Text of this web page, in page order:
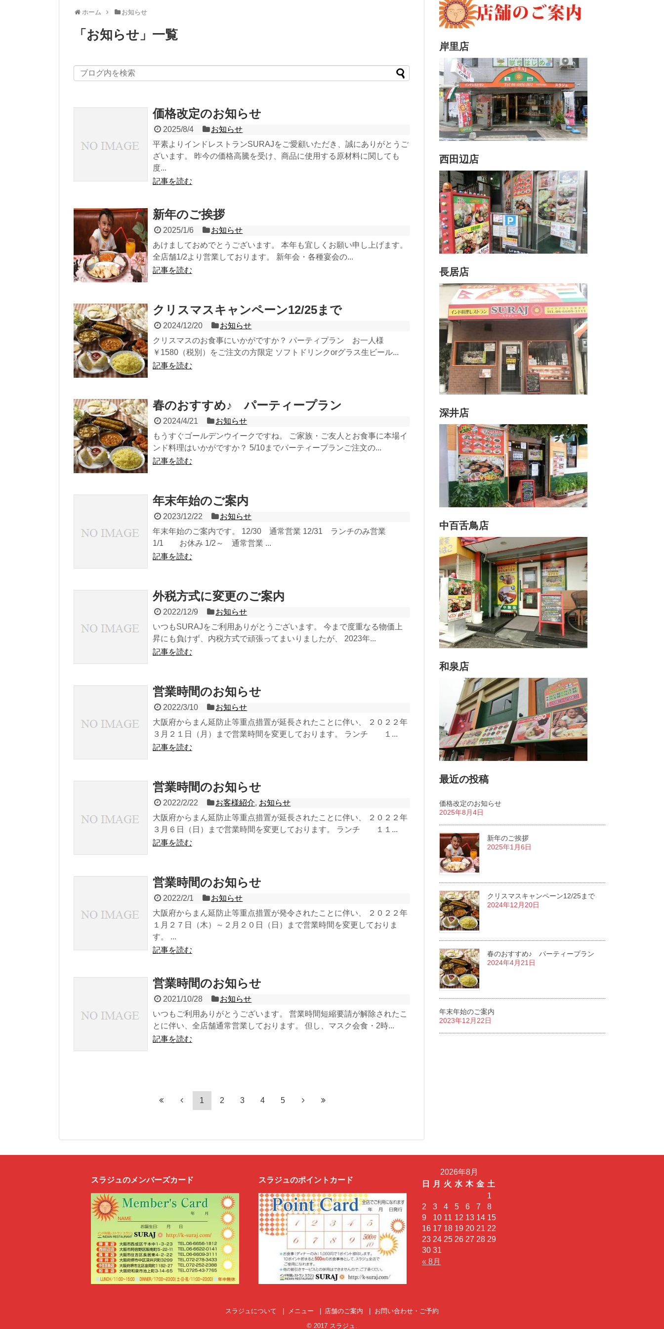
ホーム お知らせ
「 お知らせ 」 一覧
価格改定のお知らせ
2025/8/4
お知らせ
平素よりインドレストランSURAJをご愛顧いただき、誠にありがとうご
ざいます。 昨今の価格高騰を受け、商品に使用する原材料に関しても
度...
記事を読む
新年のご挨拶
2025/1/6
お知らせ
あけましておめでとうございます。 本年も宜しくお願い申し上げます。
全店舗1/2より営業しております。 新年会・各種宴会の...
記事を読む
クリスマスキャンペーン12/25まで
2024/12/20
お知らせ
クリスマスのお食事にいかがですか？ パーティプラン お一人様
￥1580（税別）をご注文の方限定 ソフトドリンクorグラス生ビール...
記事を読む
春のおすすめ♪ パーティープラン
2024/4/21
お知らせ
もうすぐゴールデンウイークですね。 ご家族・ご友人とお食事に本場イ
ンド料理はいかがですか？ 5/10までパーティープランご注文の...
記事を読む
年末年始のご案内
2023/12/22
お知らせ
年末年始のご案内です。 12/30 通常営業 12/31 ランチのみ営業
1/1 お休み 1/2～ 通常営業 ...
記事を読む
外税方式に変更のご案内
2022/12/9
お知らせ
いつもSURAJをご利用ありがとうございます。 今まで度重なる物価上
昇にも負けず、内税方式で頑張ってまいりましたが、 2023年...
記事を読む
営業時間のお知らせ
2022/3/10
お知らせ
大阪府からまん延防止等重点措置が延長されたことに伴い、 ２０２２年
３月２１日（月）まで営業時間を変更しております。 ランチ １...
記事を読む
営業時間のお知らせ
2022/2/22 お客様紹介, お知らせ
大阪府からまん延防止等重点措置が延長されたことに伴い、 ２０２２年
３月６日（日）まで営業時間を変更しております。 ランチ １１...
記事を読む
営業時間のお知らせ
2022/2/1
お知らせ
大阪府からまん延防止等重点措置が発令されたことに伴い、 ２０２２年
１月２７日（木）～２月２０日（日）まで営業時間を変更しておりま
す。 ...
記事を読む
営業時間のお知らせ
2021/10/28
お知らせ
いつもご利用ありがとうございます。 営業時間短縮要請が解除されたこ
とに伴い、全店舗通常営業しております。 但し、マスク会食・2時...
記事を読む
1 2 3 4 5
岸里店
西田辺店
長居店
深井店
中百舌鳥店
和泉店
最近の投稿
価格改定のお知らせ
2025年8月4日
新年のご挨拶
2025年1月6日
クリスマスキャンペーン12/25まで
2024年12月20日
春のおすすめ♪ パーティープラン
2024年4月21日
年末年始のご案内
2023年12月22日
スラジュのメンバーズカード スラジュのポイントカード
2026年8月
日
月 火 水 木 金 土
« 8月
1
2
3 4 5 6 7
8
9
10 11 12 13 14 15
16 17 18 19 20 21 22
23 24 25 26 27 28 29
30 31
スラジュについて メニュー 店舗のご案内
お問い合わせ・ご予約
© 2017 スラジュ